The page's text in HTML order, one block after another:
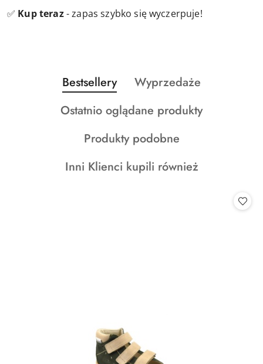
✅ Kup teraz- zapas szybko się wyczerpuje!
Pomiń karuzelę produktów
Produkty
o
statusie:
Bestsellery
Produkty
statusie:
Wyprzedaże
Produkty
statusie:
Ostatnio oglądane produkty
Produkty
statusie:
Produkty podobne
Produkty
Inni Klienci kupili również